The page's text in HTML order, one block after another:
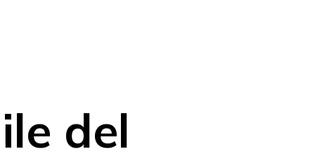
del